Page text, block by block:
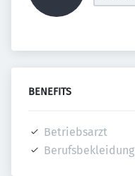
BENEFITS
Betriebsarzt
Berufsbekleidung